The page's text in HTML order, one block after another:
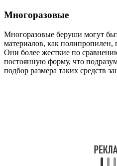
Многоразовые
Многоразовые беруши могут
материалов, как
Они более жесткие по
постоянную форму, что
подбор размера таких средств
размножения бактерий на их
вызывать заболевания ушей.